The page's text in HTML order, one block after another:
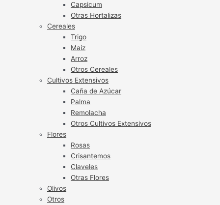
Capsicum
Otras Hortalizas
Cereales
Trigo
Maíz
Arroz
Otros Cereales
Cultivos Extensivos
Caña de Azúcar
Palma
Remolacha
Otros Cultivos Extensivos
Flores
Rosas
Crisantemos
Claveles
Otras Flores
Olivos
Otros